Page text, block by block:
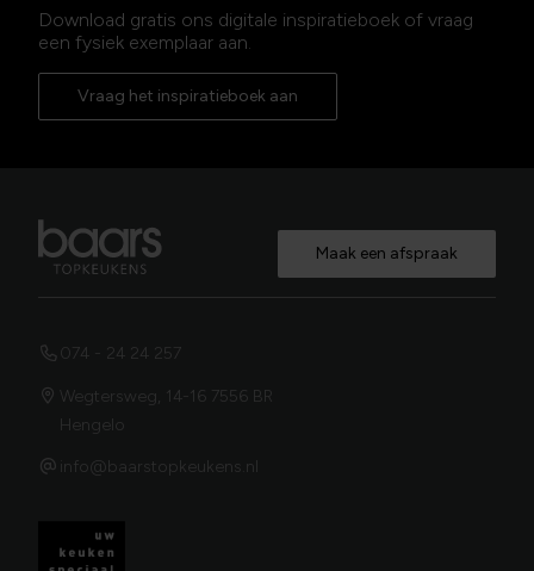
Download gratis ons digitale inspiratieboek of vraag
een fysiek exemplaar aan.
Vraag het inspiratieboek aan
Maak een afspraak
074 - 24 24 257
Wegtersweg, 14-16 7556 BR
Hengelo
info@baarstopkeukens.nl